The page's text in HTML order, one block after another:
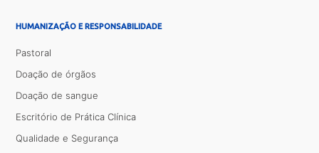
HUMANIZAÇÃO E RESPONSABILIDADE
Pastoral
Doação de órgãos
Doação de sangue
Escritório de Prática Clínica
Qualidade e Segurança